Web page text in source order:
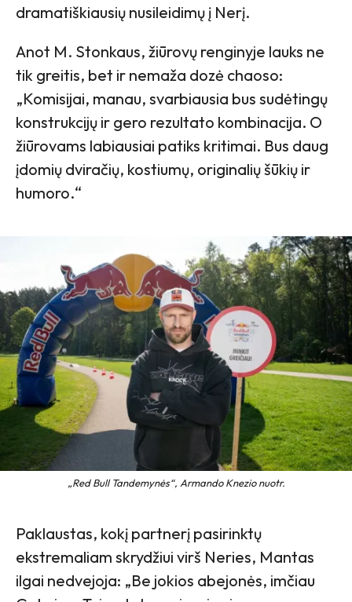
dramatiškiausių nusileidimų į Nerį.
Anot M. Stonkaus, žiūrovų renginyje lauks ne
tik greitis, bet ir nemaža dozė chaoso:
„Komisijai, manau, svarbiausia bus sudėtingų
konstrukcijų ir gero rezultato kombinacija. O
žiūrovams labiausiai patiks kritimai. Bus daug
įdomių dviračių, kostiumų, originalių šūkių ir
humoro.“
„Red Bull Tandemynės“, Armando Knezio nuotr.
Paklaustas, kokį partnerį pasirinktų
ekstremaliam skrydžiui virš Neries, Mantas
ilgai nedvejoja: „Be jokios abejonės, imčiau